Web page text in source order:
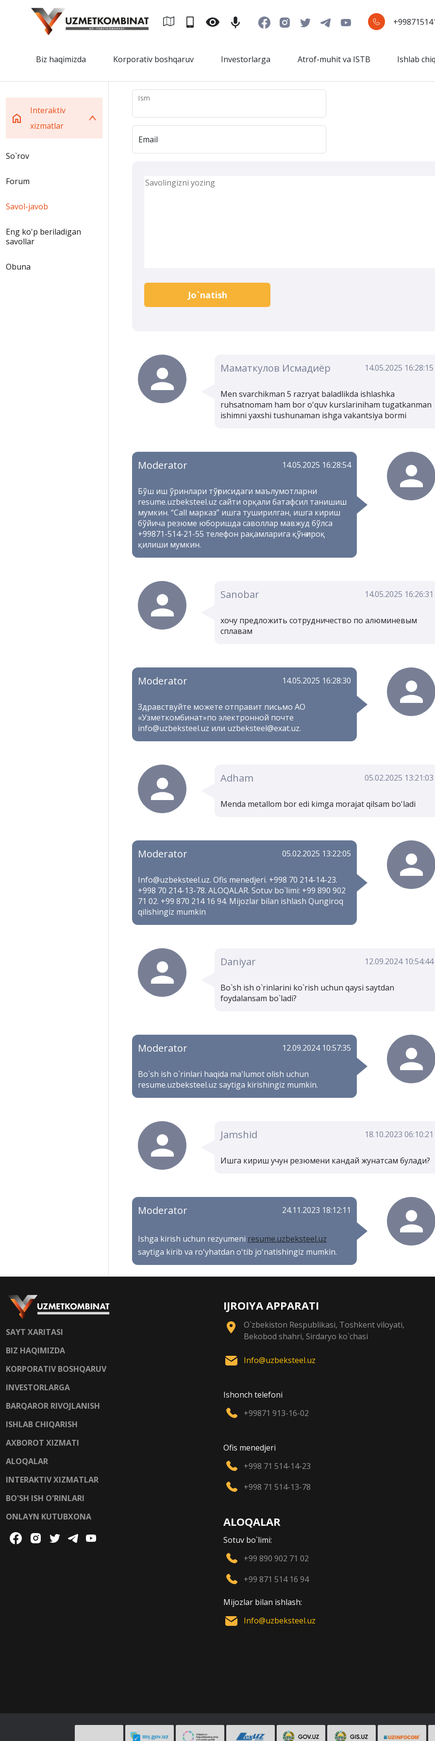
Biz haqimizda Korporativ boshqaruv Investorlarga Atrof-muhit va ISTB Ishlab
Interaktiv
xizmatlar
So`rov
Forum
Savol-javob
Eng ko'p beriladigan
savollar
Obuna
Ism
Email
Jo`natish
Маматкулов Исмадиёр 14.05.2025 16:28:15
Men svarchikman 5 razryat baladlikda ishlashka
ruhsatnomam ham bor o'quv kurslariniham tugatkanman
ishimni yaxshi tushunaman ishga vakantsiya bormi
Moderator 14.05.2025 16:28:54
Бўш иш ўринлари тўғрисидаги маълумотларни
resume.uzbeksteel.uz сайти орқали батафсил танишиш
мумкин. “Сall марказ” ишга туширилган, ишга кириш
бўйича резюме юборишда саволлар мавжуд бўлса
+99871-514-21-55 телефон рақамларига қўнғироқ
қилиши мумкин.
Sanobar 14.05.2025 16:26:31
хочу предложить сотрудничество по алюминевым
сплавам
Moderator 14.05.2025 16:28:30
Здравствуйте можете отправит письмо АО
«Узметкомбинат»по электронной почте
info@uzbeksteel.uz или uzbeksteel@exat.uz.
Adham 05.02.2025 13:21:03
Menda metallom bor edi kimga morajat qilsam bo'ladi
Moderator 05.02.2025 13:22:05
Info@uzbeksteel.uz. Ofis menedjeri. +998 70 214-14-23.
+998 70 214-13-78. ALOQALAR. Sotuv bo`limi: +99 890 902
71 02. +99 870 214 16 94. Mijozlar bilan ishlash Qungiroq
qilishingiz mumkin
Daniyar 12.09.2024 10:54:44
Bo`sh ish o`rinlarini ko`rish uchun qaysi saytdan
foydalansam bo`ladi?
Moderator 12.09.2024 10:57:35
Bo`sh ish o`rinlari haqida ma'lumot olish uchun
resume.uzbeksteel.uz saytiga kirishingiz mumkin.
Jamshid 18.10.2023 06:10:21
Ишга кириш учун резюмени кандай жунатсам булади?
Moderator 24.11.2023 18:12:11
Ishga kirish uchun rezyumeni resume.uzbeksteel.uz
saytiga kirib va ro'yhatdan o'tib jo'natishingiz mumkin.
SAYT XARITASI
BIZ HAQIMIZDA
KORPORATIV BOSHQARUV
INVESTORLARGA
BARQAROR RIVOJLANISH
ISHLAB CHIQARISH
AXBOROT XIZMATI
ALOQALAR
INTERAKTIV XIZMATLAR
BO'SH ISH O'RINLARI
ONLAYN KUTUBXONA
IJROIYA APPARATI
O`zbekiston Respublikasi, Toshkent viloyati,
Bekobod shahri, Sirdaryo ko`chasi
Info@uzbeksteel.uz
Ishonch telefoni
+99871 913-16-02
Ofis menedjeri
+998 71 514-14-23
+998 71 514-13-78
ALOQALAR
Sotuv bo`limi:
+99 890 902 71 02
+99 871 514 16 94
Mijozlar bilan ishlash:
Info@uzbeksteel.uz